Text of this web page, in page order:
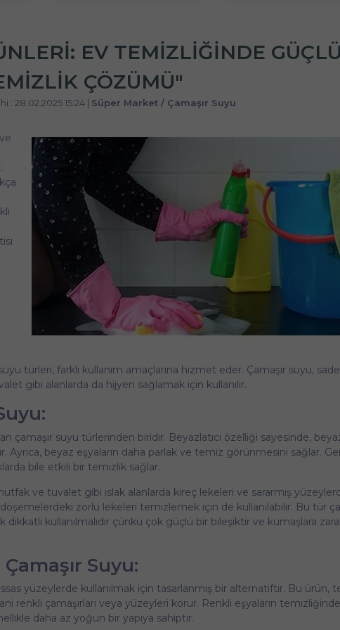
EV TEMIZLIĞINDE
ÇÖZÜMÜ"
: 28.02.2025 15:24 | Süper Market / Çamaşır Suyu
türleri, farklı kullanım amaçlarına hizmet eder. Çamaşır suyu,
gibi alanlarda da hijyen sağlamak için kullanılır.
çamaşır suyu türlerinden biridir. Beyazlatıcı özelliği sayesinde,
Ayrıca, beyaz eşyaların daha parlak ve temiz görünmesini sağlar.
bile etkili bir temizlik sağlar.
ve tuvalet gibi ıslak alanlarda kireç lekeleri ve sararmış
zorlu lekeleri temizlemek için de kullanılabilir. Bu tür
kullanılmalıdır çünkü çok güçlü bir bileşiktir ve kumaşlara
Suyu:
yüzeylerde kullanılmak için tasarlanmış bir alternatiftir. Bu ürün,
renkli çamaşırları veya yüzeyleri korur. Renkli eşyaların temizliğinde
daha az yoğun bir yapıya sahiptir.